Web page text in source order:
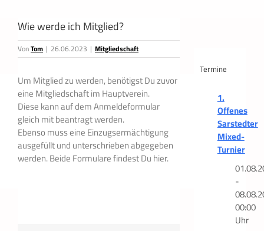
Wie werde ich Mitglied?
VonTom | 26.06.2023 | Mitgliedschaft
Um Mitglied zu werden, benötigst Du zuvor
eine Mitgliedschaft im Hauptverein.
Diese kann auf dem Anmeldeformular
gleich mit beantragt werden.
Ebenso muss eine Einzugsermächtigung
ausgefüllt und unterschrieben abgegeben
werden. Beide Formulare findest Du hier.
Termine
1.
Offenes
Sarstedter
Mixed-
Turnier
-
00:00
Uhr